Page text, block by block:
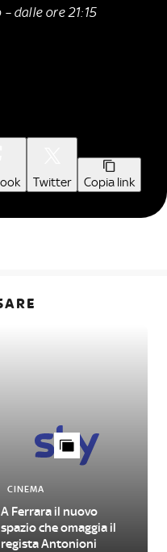
dalle ore 21:15
Twitter Copia link
CINEMA
A Ferrara il nuovo
spazio che omaggia il
regista Antonioni